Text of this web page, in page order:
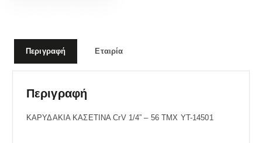
Περιγραφή Εταιρία
Περιγραφή
ΚΑΡΥΔΑΚΙΑ ΚΑΣΕΤΙΝΑ CrV 1/4” – 56 ΤΜΧ YT-14501